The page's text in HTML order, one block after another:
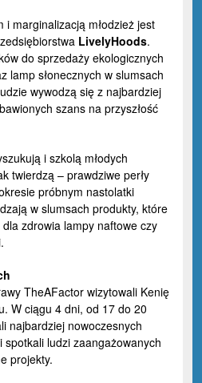
marginalizacją młodzież jest
LivelyHoods.
do sprzedaży ekologicznych
lamp słonecznych w slumsach
wywodzą się z najbardziej
szans na przyszłość
i szkolą młodych
twierdzą – prawdziwe perły
próbnym nastolatki
w slumsach produkty, które
zdrowia lampy naftowe czy
TheAFactor wizytowali Kenię
W ciągu 4 dni, od 17 do 20
najbardziej nowoczesnych
ludzi zaangażowanych
projekty.